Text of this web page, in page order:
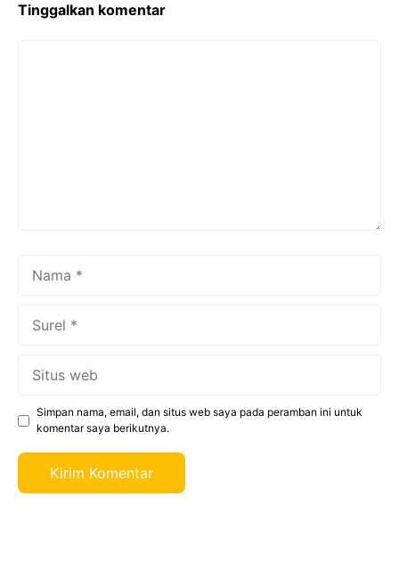
Tinggalkan komentar
Simpan nama, email, dan situs web saya pada peramban ini untuk
komentar saya berikutnya.